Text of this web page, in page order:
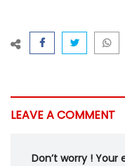
LEAVE A COMMENT
Don’t worry !